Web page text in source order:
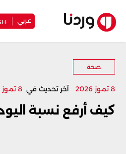
عربي
صحة
8 تموز 2026 آخر تحديث في 8 تموز 2026 10:11
كيف أرفع نسبة